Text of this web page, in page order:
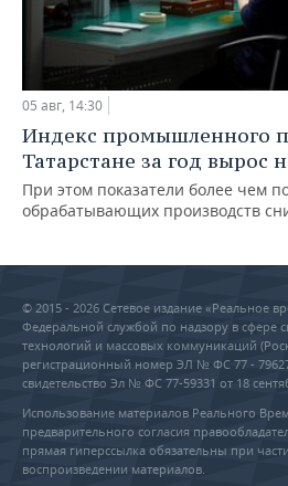
05 авг, 14:30
Индекс промышленного
Татарстане за год вырос
При этом показатели более чем
обрабатывающих производств
© 2015 - 2026 Сетевое издание «Реальное
Федеральной службой по надзору в сфере
технологий и массовых коммуникаций
регистрационный номер ЭЛ № ФС 77 - 79627
свидетельство Эл № ФС 77-59331 от 18
Использование материалов Реального
предварительного согласия
прямая гиперссылка обязательны при
воспроизведении материалов.